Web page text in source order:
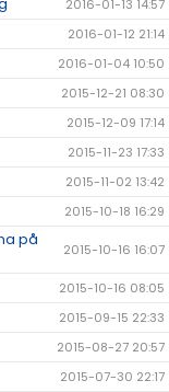
2016-01-13 14:57
2016-01-12 21:14
2016-01-04 10:50
2015-12-21 08:30
2015-12-09 17:14
2015-11-23 17:33
2015-11-02 13:42
2015-10-18 16:29
på
2015-10-16 16:07
2015-10-16 08:05
2015-09-15 22:33
2015-08-27 20:57
2015-07-30 22:17